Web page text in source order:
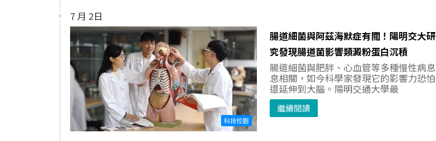
7 月 2日
科技校園
腸道細菌與阿茲海默症有關！陽明交大研
究發現腸道菌影響類澱粉蛋白沉積
腸道細菌與肥胖、心血管等多種慢性病息
息相關，如今科學家發現它的影響力恐怕
還延伸到大腦。陽明交通大學最
繼續閱讀